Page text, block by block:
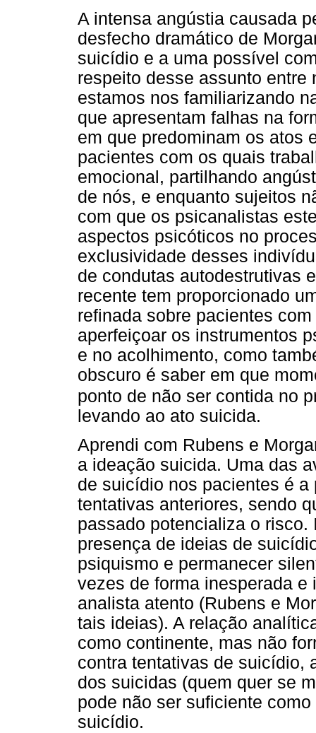
A intensa angústia causada
desfecho dramático de
suicídio e a uma possível
respeito desse assunto
estamos nos familiarizando
que apresentam falhas na
em que predominam os atos
pacientes com os quais
emocional, partilhando
de nós, e enquanto sujeitos
com que os psicanalistas
aspectos psicóticos no
exclusividade desses
de condutas autodestrutivas
recente tem proporcionado
refinada sobre pacientes
aperfeiçoar os instrumentos
e no acolhimento, como
obscuro é saber em que
ponto de não ser contida no
levando ao ato suicida.
Aprendi com Rubens e
a ideação suicida. Uma das
de suicídio nos pacientes é
tentativas anteriores, sendo
passado potencializa o
presença de ideias de
psiquismo e permanecer
vezes de forma inesperada
analista atento (Rubens e
tais ideias). A relação
como continente, mas não
contra tentativas de suicídio,
dos suicidas (quem quer se
pode não ser suficiente
suicídio.